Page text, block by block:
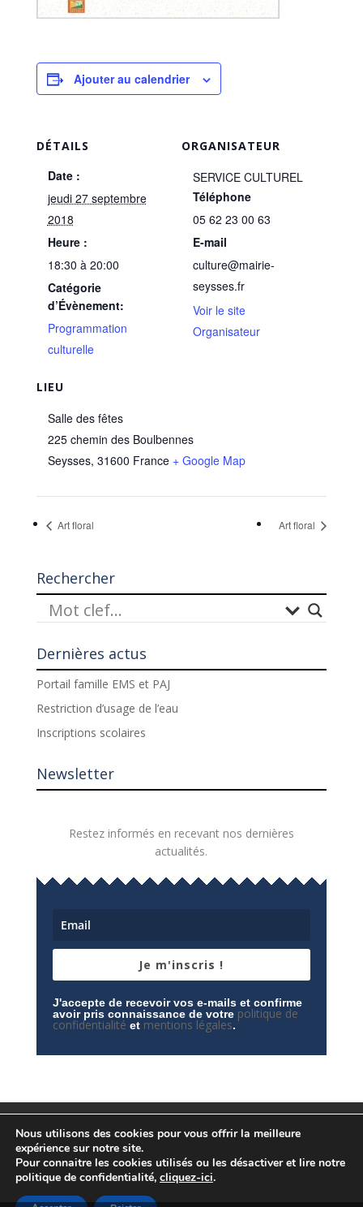
Ajouter au calendrier
DÉTAILS
Date :
jeudi 27 septembre
2018
Heure :
18:30 à 20:00
Catégorie
d’Évènement:
Programmation
culturelle
LIEU
Salle des fêtes
225 chemin des Boulbennes
Seysses, 31600 France + Google Map
ORGANISATEUR
SERVICE CULTUREL
Téléphone
05 62 23 00 63
E-mail
culture@mairie-
seysses.fr
Voir le site
Organisateur
Art floral Art floral
Rechercher
Dernières actus
Portail famille EMS et PAJ
Restriction d’usage de l’eau
Inscriptions scolaires
Newsletter
Restez informés en recevant nos dernières
actualités.
Je m'inscris !
J'accepte de recevoir vos e-mails et confirme
avoir pris connaissance de votre politique de
confidentialité et mentions légales.
Espace privé
Politique de confidentialité
Nous utilisons des cookies pour vous offrir la meilleure
expérience sur notre site.
Pour connaitre les cookies utilisés ou les désactiver et lire notre
politique de confidentialité, cliquez-ici.